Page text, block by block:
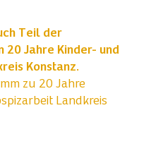
Teil der
20 Jahre Kinder- und
Konstanz.
zu 20 Jahre
Landkreis